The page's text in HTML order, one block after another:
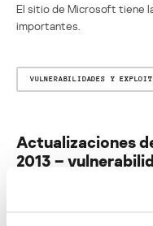
El sitio de Microsoft tiene
importantes.
VULNERABILIDADES Y
Actualizaciones
2013 –
de código en IE,
integrados de